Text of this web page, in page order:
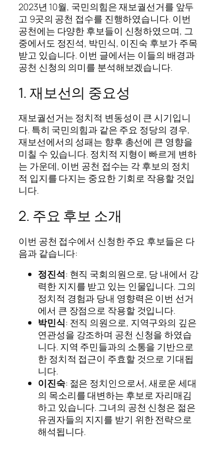
2023년 10월, 국민의힘은 재보궐선거를 앞두
고 9곳의 공천 접수를 진행하였습니다. 이번
공천에는 다양한 후보들이 신청하였으며, 그
중에서도 정진석, 박민식, 이진숙 후보가 주목
받고 있습니다. 이번 글에서는 이들의 배경과
공천 신청의 의미를 분석해보겠습니다.
1. 재보선의 중요성
재보궐선거는 정치적 변동성이 큰 시기입니
다. 특히 국민의힘과 같은 주요 정당의 경우,
재보선에서의 성패는 향후 총선에 큰 영향을
미칠 수 있습니다. 정치적 지형이 빠르게 변하
는 가운데, 이번 공천 접수는 각 후보의 정치
적 입지를 다지는 중요한 기회로 작용할 것입
니다.
2. 주요 후보 소개
이번 공천 접수에서 신청한 주요 후보들은 다
음과 같습니다:
정진석: 현직 국회의원으로, 당 내에서 강
력한 지지를 받고 있는 인물입니다. 그의
정치적 경험과 당내 영향력은 이번 선거
에서 큰 장점으로 작용할 것입니다.
박민식: 전직 의원으로, 지역구와의 깊은
연관성을 강조하며 공천 신청을 하였습
니다. 지역 주민들과의 소통을 기반으로
한 정치적 접근이 주효할 것으로 기대됩
니다.
이진숙: 젊은 정치인으로서, 새로운 세대
의 목소리를 대변하는 후보로 자리매김
하고 있습니다. 그녀의 공천 신청은 젊은
유권자들의 지지를 받기 위한 전략으로
해석됩니다.